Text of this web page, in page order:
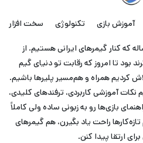
آموزش بازی تکنولوژی سخت افزار
ایران موجو، بیش از ۱۰ ساله که کنار گیمرهای ایرانی هستیم. از
بود تا امروز که رقابت تو دنیای گیم
کردیم همراه و هم‌مسیر پلیرها باشیم.
آموزشی کاربردی، ترفندهای کلیدی،
بازی‌ها رو به زبونی ساده ولی کاملاً
راحت یاد بگیرن، هم گیمرهای
ارتقا پیدا کنن.